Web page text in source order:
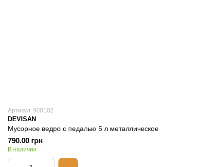
Артикул: 900102
DEVISAN
Мусорное ведро с педалью 5 л металлическое
790.00 грн
В наличии